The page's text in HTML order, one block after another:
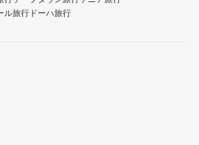
ル旅行 ドーハ旅行